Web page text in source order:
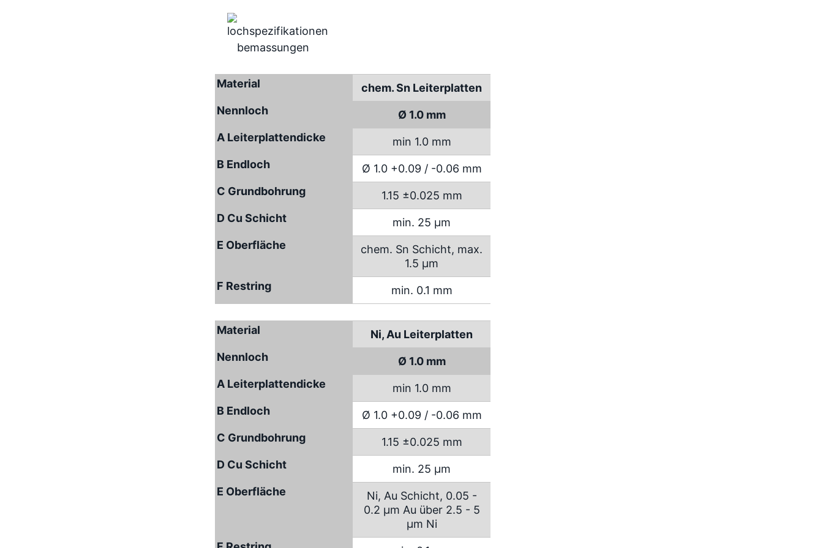
Material
chem. Sn Leiterplatten
Nennloch
Ø 1.0 mm
A Leiterplattendicke
min 1.0 mm
B Endloch
Ø 1.0 +0.09 / -0.06 mm
C Grundbohrung
1.15 ±0.025 mm
D Cu Schicht
min. 25 µm
E Oberfläche
chem. Sn Schicht, max.
1.5 µm
F Restring
min. 0.1 mm
Material
Ni, Au Leiterplatten
Nennloch
Ø 1.0 mm
A Leiterplattendicke
min 1.0 mm
B Endloch
Ø 1.0 +0.09 / -0.06 mm
C Grundbohrung
1.15 ±0.025 mm
D Cu Schicht
min. 25 µm
E Oberfläche
Ni, Au Schicht, 0.05 -
0.2 µm Au über 2.5 - 5
µm Ni